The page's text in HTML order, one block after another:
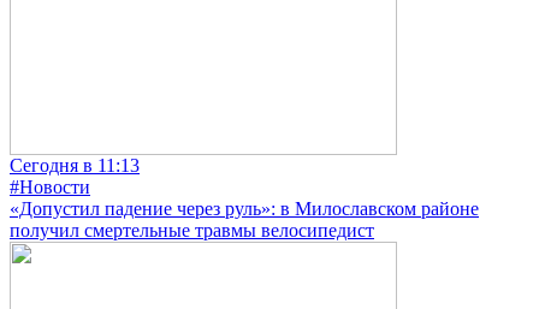
Сегодня в 11:13
#Новости
«Допустил падение через руль»: в Милославском районе
получил смертельные травмы велосипедист